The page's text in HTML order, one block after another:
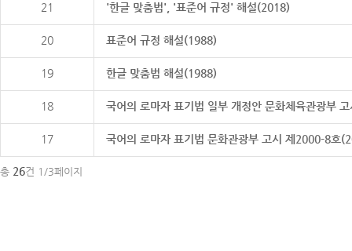
21 '한글 맞춤법', '표준어 규정' 해설(2018)
20 표준어 규정 해설(1988)
19 한글 맞춤법 해설(1988)
18 국어의 로마자 표기법 일부 개정안 문화체육관광부
17 국어의 로마자 표기법 문화관광부 고시 제2000-8호
총 26건 1/3페이지